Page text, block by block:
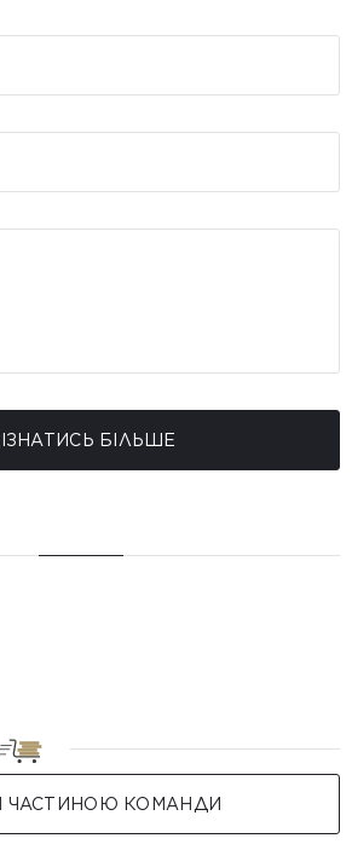
БІЛЬШЕ
ЧАСТИНОЮ КОМАНДИ